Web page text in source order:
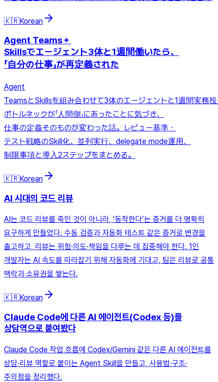
🇰🇷Korean
Agent Teams＋
Skillsでエージェント3体と1週間働いたら、
「自分の仕事」が再定義された
Agent
TeamsとSkillsを組み合わせて3体のエージェントと1週間実務
ボトルネックが「人間側」にあったことに気づき、
仕事の定義そのものが変わった話。レビュー基準・
テスト戦略のSkill化、並列実行、delegate mode運用、
制限事項と導入2ステップをまとめる。
🇰🇷Korean
AI 시대의 코드 리뷰
AI는 코드 리뷰를 죽인 것이 아니라, ‘동작한다’는 증거를 더 명확히
요구하게 만들었다. 수동 검증과 자동화 테스트 같은 증거로 변경을
출고하고, 리뷰는 위험·의도·책임을 다루는 데 집중해야 한다. 1인
개발자는 AI 속도를 따라잡기 위해 자동화에 기대고, 팀은 리뷰로 공통
맥락과 소유권을 쌓는다.
🇰🇷Korean
Claude Code에 다른 AI 에이전트(Codex 등)를
상담역으로 붙여봤다
Claude Code 작업 흐름에 Codex/Gemini 같은 다른 AI 에이전트를
상담·리뷰 역할로 붙이는 Agent Skill을 만들고, 사용법·구조·
주의점을 정리했다.